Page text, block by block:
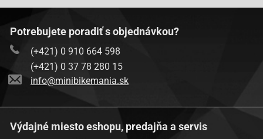
Potrebujete poradiť s objednávkou?
(+421) 0 910 664 598
(+421) 0 37 78 280 15
info@minibikemania.sk
Výdajné miesto eshopu, predajňa a servis